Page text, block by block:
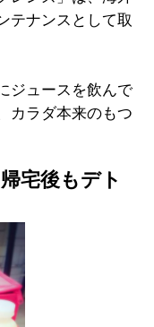
テナンスとして取
ジュースを飲んで
カラダ本来のもつ
宅後もデト